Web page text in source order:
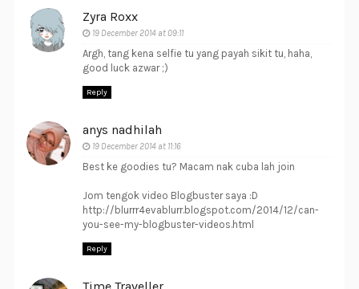
Zyra Roxx
19 December 2014 at 09:11
Argh, tang kena selfie tu yang payah sikit tu, haha,
good luck azwar ;)
Reply
anys nadhilah
19 December 2014 at 11:16
Best ke goodies tu? Macam nak cuba lah join
Jom tengok video Blogbuster saya :D
http://blurrr4evablurr.blogspot.com/2014/12/can-
you-see-my-blogbuster-videos.html
Reply